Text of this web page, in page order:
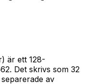
är ett 128-
Det skrivs som 32
av